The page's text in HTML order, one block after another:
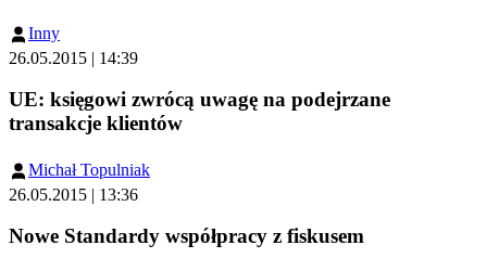
Inny
26.05.2015 | 14:39
UE: księgowi zwrócą uwagę na podejrzane
transakcje klientów
Michał Topulniak
26.05.2015 | 13:36
Nowe Standardy współpracy z fiskusem